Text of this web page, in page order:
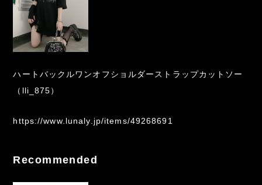
ハートバックルワンオフショルダーストラップカットソー
（lli_875）
https://www.lunaly.jp/items/49268691
Recommended